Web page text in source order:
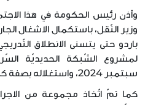
وأذن رئيس الحكومة في هذا
وزير النّقل، باستكمال الاشغال
لمشروع الشّبكة الحديديّة
سبتمبر 2024، واستغلاله بصفة كليّة خلال سنة 2026.
كما تمّ اتّخاذ مجموعة من